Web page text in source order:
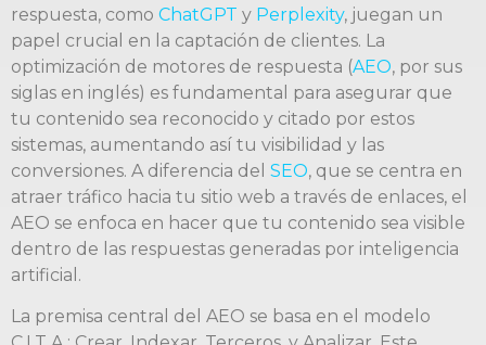
respuesta, como ChatGPT y Perplexity, juegan un
papel crucial en la captación de clientes. La
optimización de motores de respuesta (AEO, por sus
siglas en inglés) es fundamental para asegurar que
tu contenido sea reconocido y citado por estos
sistemas, aumentando así tu visibilidad y las
conversiones. A diferencia del SEO, que se centra en
atraer tráfico hacia tu sitio web a través de enlaces, el
AEO se enfoca en hacer que tu contenido sea visible
dentro de las respuestas generadas por inteligencia
artificial.
La premisa central del AEO se basa en el modelo